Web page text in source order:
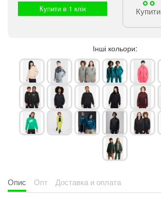
Купити в 1 клік Купити
Інші кольори:
Опис Опт Доставка и оплата